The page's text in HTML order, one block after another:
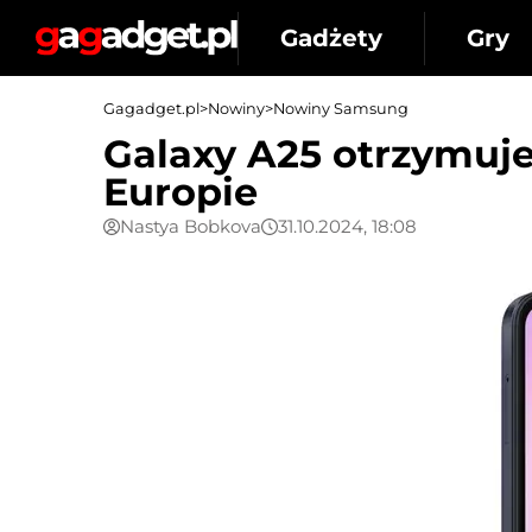
Gadżety Gry
Gagadget.pl>Nowiny>Nowiny Samsung
Galaxy A25
Europie
Nastya Bobkova 31.10.2024, 18:08